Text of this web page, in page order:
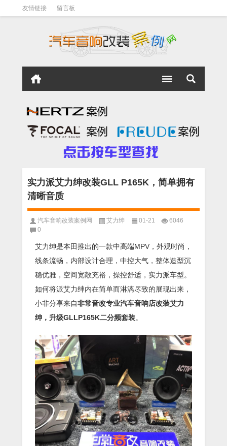
友情链接 留言板
实力派艾力绅改装GLL P165K，简单拥有
清晰音质
汽车音响改装案例网 艾力绅 01-21
6046
0
艾力绅是本田推出的一款中高端MPV，外观时尚，
线条流畅，内部设计合理，中控大气，整体造型沉
稳优雅，空间宽敞充裕，操控舒适，实力派车型。
如何将派艾力绅内在简单而淋漓尽致的展现出来，
小非分享来自非常音改专业汽车音响店改装艾力
绅， 升级GLLP165K二分频套装。